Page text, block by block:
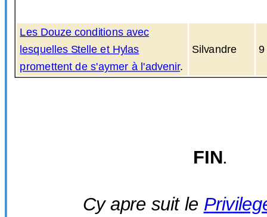
Les Douze conditions avec
lesquelles Stelle et Hylas
promettent de s'aymer à l'advenir.
Silvandre 9
FIN.
Cy apre suit le